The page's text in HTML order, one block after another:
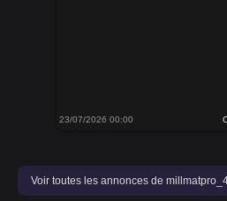
23/07/2026 00:00
Voir toutes les annonces de